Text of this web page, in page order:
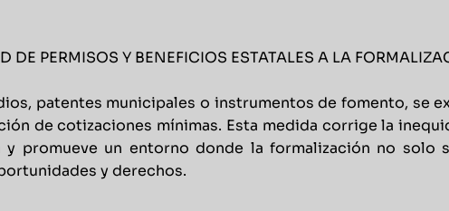
PERMISOS Y BENEFICIOS ESTATALES A LA
patentes municipales o instrumentos de fomento, se
de cotizaciones mínimas. Esta medida corrige la
y promueve un entorno donde la formalización no solo
y derechos.